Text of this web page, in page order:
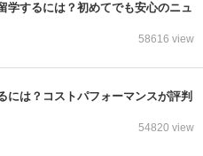
学するには？初めてでも安心のニュ
58616 view
には？コストパフォーマンスが評判
54820 view